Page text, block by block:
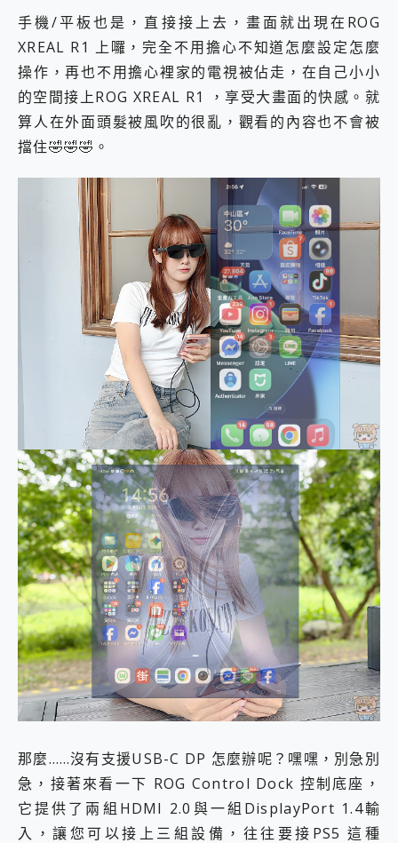
手機/平板也是，直接接上去，畫面就出現在ROG
XREAL R1 上囉，完全不用擔心不知道怎麼設定怎麼
操作，再也不用擔心裡家的電視被佔走，在自己小小
的空間接上ROG XREAL R1 ，享受大畫面的快感。就
算人在外面頭髮被風吹的很亂，觀看的內容也不會被
擋住🤣🤣🤣。
那麼……沒有支援USB-C DP 怎麼辦呢？嘿嘿，別急別
急，接著來看一下 ROG Control Dock 控制底座，
它提供了兩組HDMI 2.0與一組DisplayPort 1.4輸
入，讓您可以接上三組設備，往往要接PS5 這種